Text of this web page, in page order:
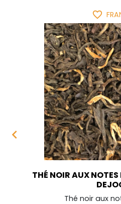

favorite_border
THÉ NOIR AUX
Thé noir aux